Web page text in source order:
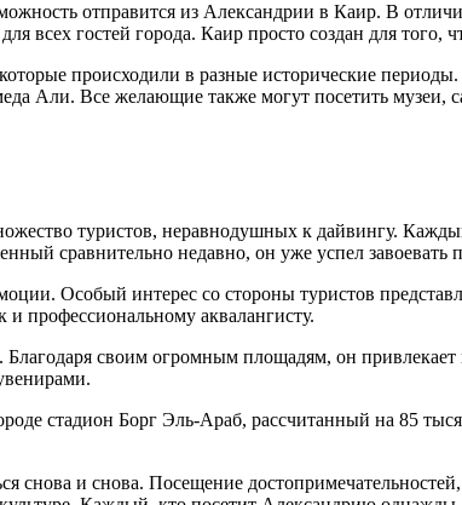
отправится из Александрии в Каир. В
всех гостей города. Каир просто создан для того,
происходили в разные исторические
Али. Все желающие также могут посетить музеи,
туристов, неравнодушных к дайвингу.
сравнительно недавно, он уже успел завоевать
Особый интерес со стороны туристов
профессиональному аквалангисту.
своим огромным площадям, он
стадион Борг Эль-Араб, рассчитанный на 85
снова и снова. Посещение